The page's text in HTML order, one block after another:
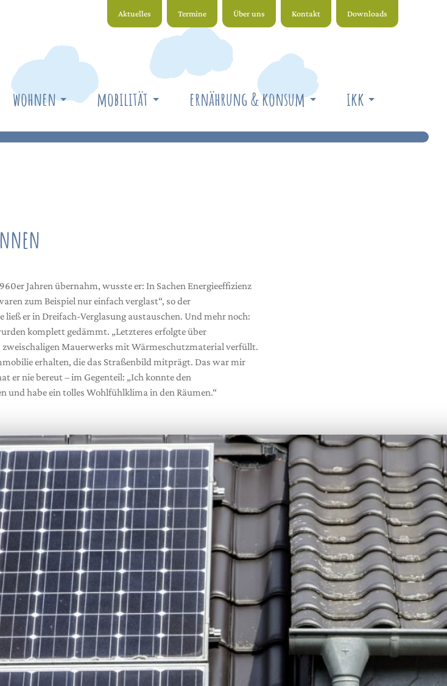
wohnen mobilität ernährung & konsum ikk
Aktuelles Termine Über uns Kontakt Downloads
Jahren übernahm, wusste er: In Sachen Energieeffizienz
zum Beispiel nur einfach verglast“, so der
ließ er in Dreifach-Verglasung austauschen. Und mehr noch:
komplett gedämmt. „Letzteres erfolgte über
Mauerwerks mit Wärmeschutzmaterial verfüllt.
erhalten, die das Straßenbild mitprägt. Das war mir
er nie bereut – im Gegenteil: „Ich konnte den
und habe ein tolles Wohlfühlklima in den Räumen.“